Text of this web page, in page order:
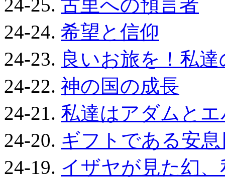
24-25. 古里への預言者
24-24. 希望と信仰
24-23. 良いお旅を！私
24-22. 神の国の成長
24-21. 私達はアダムと
24-20. ギフトである安息
24-19. イザヤが見た幻